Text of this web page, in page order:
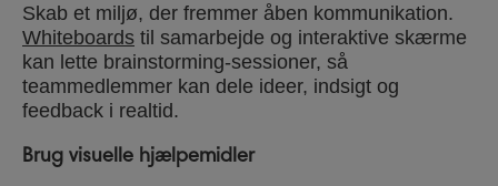
Skab et miljø, der fremmer åben kommunikation.
Whiteboards til samarbejde og interaktive skærme
kan lette brainstorming-sessioner, så
teammedlemmer kan dele ideer, indsigt og
feedback i realtid.
Brug visuelle hjælpemidler